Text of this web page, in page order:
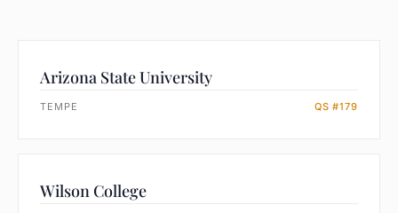
Arizona State University
TEMPE QS #179
Wilson College